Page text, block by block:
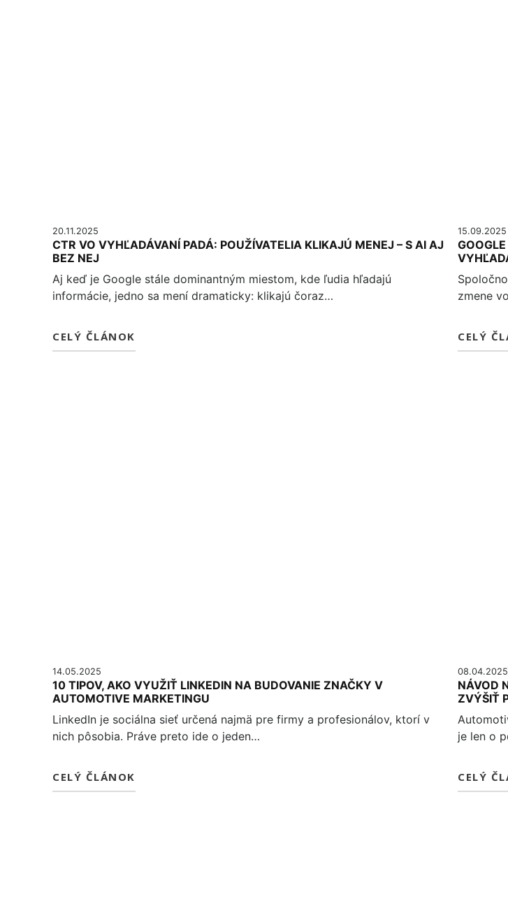
20.11.2025
CTR VO VYHĽADÁVANÍ PADÁ: POUŽÍVATELIA KLIKAJÚ MENEJ – S AI AJ
BEZ NEJ
Aj keď je Google stále dominantným miestom, kde ľudia hľadajú
informácie, jedno sa mení dramaticky: klikajú čoraz…
CELÝ ČLÁNOK
15.09.2025
zmene
CELÝ
14.05.2025
10 TIPOV, AKO VYUŽIŤ LINKEDIN NA BUDOVANIE ZNAČKY V
AUTOMOTIVE MARKETINGU
LinkedIn je sociálna sieť určená najmä pre firmy a profesionálov, ktorí v
nich pôsobia. Práve preto ide o jeden…
CELÝ ČLÁNOK
08.04.2025
NÁVOD
ZVÝŠIŤ
je len o
CELÝ